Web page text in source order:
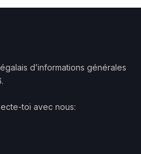
d’informations générales
toi avec nous: